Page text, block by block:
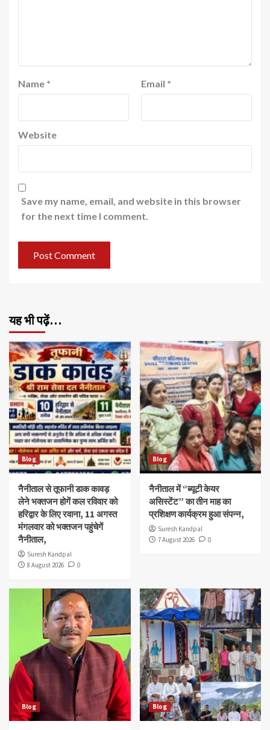
Name * Email *
Website
Save my name, email, and website in this browser
for the next time I comment.
यह भी पढ़ें…
Blog
नैनीताल से तूफानी डाक कावड़
लेने भक्तजन होगें कल रविवार को
हरिद्वार के लिए रवाना, 11 अगस्त
मंगलवार को भक्तजन पहुंचेगें
नैनीताल,
Suresh Kandpal
8 August 2026
0
Blog
नैनीताल में “ब्यूटी केयर
असिस्टेंट” का तीन माह का
प्रशिक्षण कार्यक्रम हुआ संपन्न,
Suresh Kandpal
7 August 2026
0
Blog Blog